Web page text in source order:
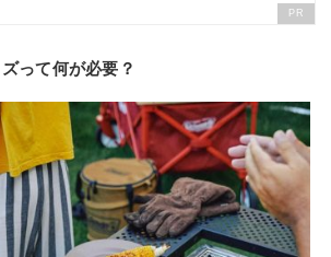
PR
って何が必要？